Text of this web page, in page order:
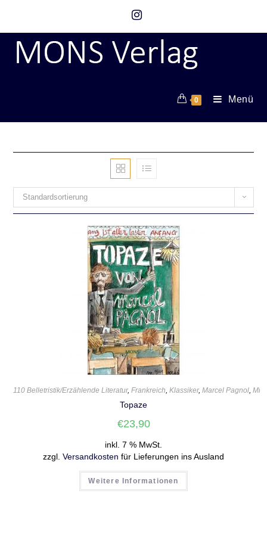
0 Menü
Standardsortierung
110 Belletristik/Erzählende Literatur,Frankreich,Klassiker,Marcel Pagnol,
Topaze
€23,90
inkl. 7 % MwSt.
zzgl. Versandkosten für Lieferungen ins Ausland
Weitere Informationen